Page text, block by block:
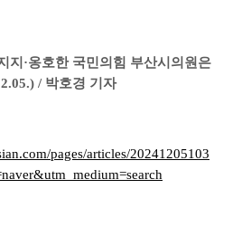
지·옹호한 국민의힘 부산시의원은
/ 박호경 기자
pages/articles/20241205103